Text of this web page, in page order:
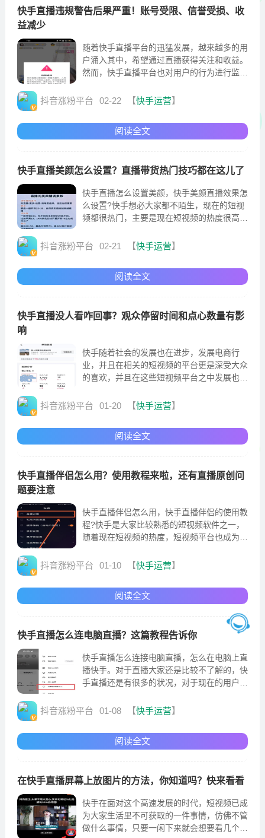
快手直播违规警告后果严重！账号受限、信誉受损、收
益减少
随着快手直播平台的迅猛发展，越来越多的用
户涌入其中，希望通过直播获得关注和收益。
然而，快手直播平台也对用户的行为进行监
告。
抖音涨粉平台 02-22 【快手运营】
阅读全文
快手直播美颜怎么设置？直播带货热门技巧都在这儿了
快手直播怎么设置美颜，快手美颜直播效果怎
么设置?快手想必大家都不陌生，现在的短视
频都很热门，主要是现在短视频的热度很高，
抖音涨粉平台 02-21 【快手运营】
阅读全文
快手直播没人看咋回事？观众停留时间和点心数量有影
响
快手随着社会的发展也在进步，发展电商行
业，并且在相关的短视频的平台更是深受大众
的喜欢，并且在这些短视频平台之中发展也是
没有人看都是很致命的
抖音涨粉平台 01-20 【快手运营】
阅读全文
快手直播伴侣怎么用？使用教程来啦，还有直播原创问
题要注意
快手直播伴侣怎么用，快手直播伴侣的使用教
程?快手是大家比较熟悉的短视频软件之一，
随着现在短视频的热度，短视频平台也成为最
自己无聊的时间
抖音涨粉平台 01-10 【快手运营】
阅读全文
快手直播怎么连电脑直播？这篇教程告诉你
快手直播怎么连接电脑直播，怎么在电脑上直
播快手。对于直播大家还是比较不了解的，快
手直播还是有很多的状况，对于现在的用户来
松的位置
抖音涨粉平台 01-08 【快手运营】
阅读全文
在快手直播屏幕上放图片的方法，你知道吗？快来看看
快手在面对这个高速发展的时代，短视频已成
为大家生活里不可获取的一件事情，仿佛不管
做什么事情，只要一闲下来就会想要看几个短